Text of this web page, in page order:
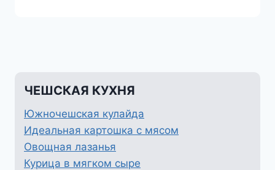
ЧЕШСКАЯ КУХНЯ
Южночешская кулайда
Идеальная картошка с мясом
Овощная лазанья
Курица в мягком сыре